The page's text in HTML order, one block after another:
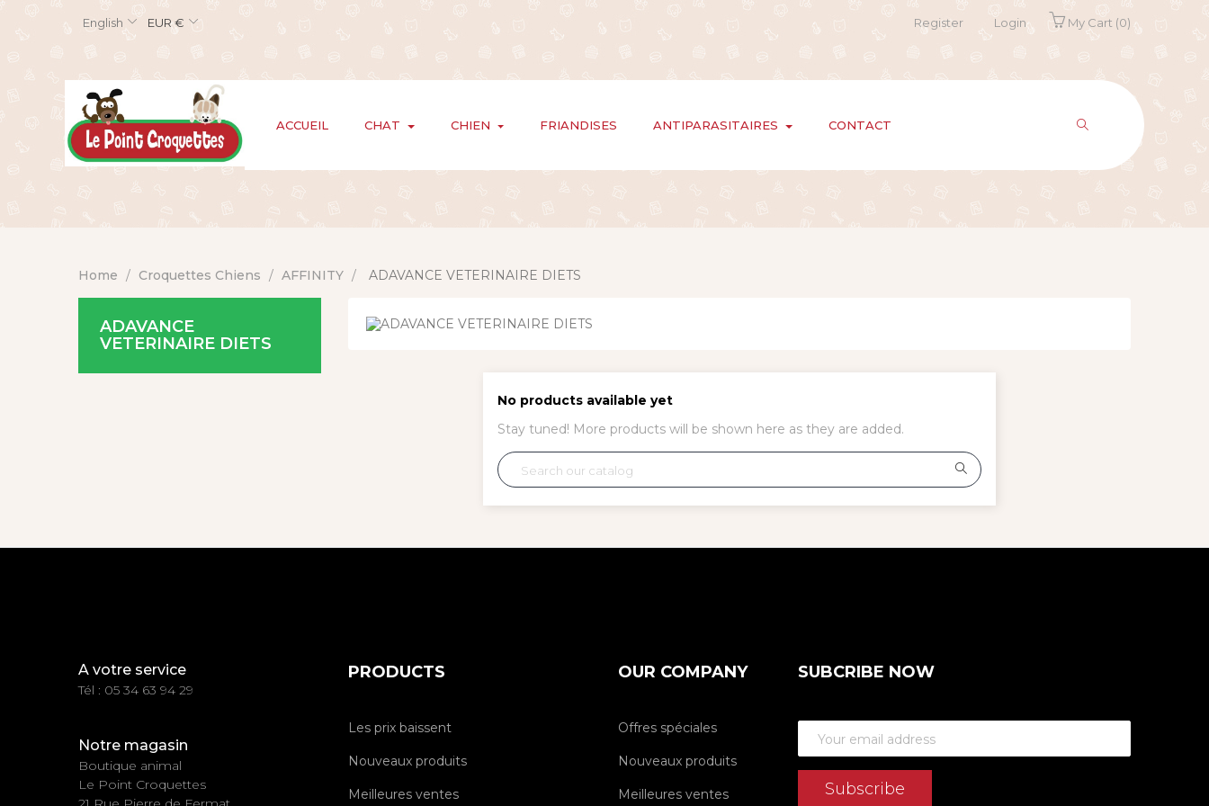
English EUR € Register Login My Cart (0)
ACCUEIL CHAT CHIEN FRIANDISES ANTIPARASITAIRES CONTACT
Home Croquettes Chiens AFFINITY ADAVANCE VETERINAIRE DIETS
ADAVANCE
VETERINAIRE DIETS
No products available yet
Stay tuned! More products will be shown here as they are added.
A votre service
Tél : 05 34 63 94 29
Notre magasin
Boutique animal
Le Point Croquettes
PRODUCTS
Les prix baissent
Nouveaux produits
Meilleures ventes
OUR COMPANY
Offres spéciales
Nouveaux produits
Meilleures ventes
SUBCRIBE NOW
Subscribe